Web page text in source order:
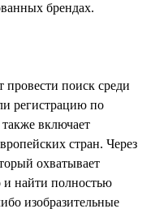
брендах.
поиск среди
регистрацию по
включает
стран. Через
охватывает
и найти полностью
изобразительные